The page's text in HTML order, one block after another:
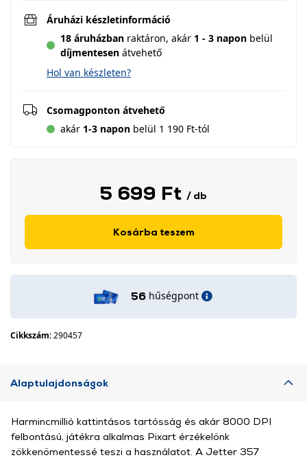
Áruházi készletinformáció
18 áruházban raktáron, akár 1 - 3 napon belül
díjmentesen átvehető
Hol van készleten?
Csomagponton átvehető
akár 1-3 napon belül 1 190 Ft-tól
5 699 Ft / db
Kosárba teszem
56 hűségpont
Cikkszám:290457
Alaptulajdonságok
Harmincmillió kattintásos tartósság és akár 8000 DPI
felbontású, játékra alkalmas Pixart érzékelőnk
zökkenőmentessé teszi a használatot. A Jetter 357